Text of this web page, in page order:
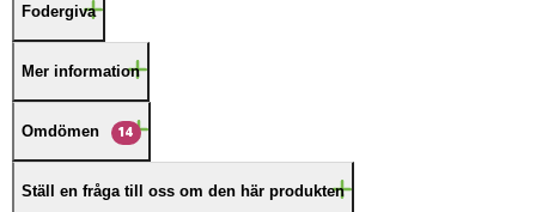
Fodergiva
Mer information
Omdömen 14
Ställ en fråga till oss om den här produkten